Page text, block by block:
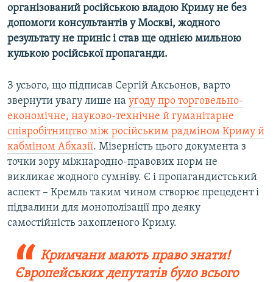
організований російською владою Криму не без
допомоги консультантів у Москві, жодного
результату не приніс і став ще однією мильною
кулькою російської пропаганди.
З усього, що підписав Сергій Аксьонов, варто
звернути увагу лише на угоду про торговельно-
економічне, науково-технічне й гуманітарне
співробітництво між російським радміном Криму й
кабміном Абхазії. Мізерність цього документа з
точки зору міжнародно-правових норм не
викликає жодного сумніву. Є і пропагандистський
аспект – Кремль таким чином створює прецедент і
підвалини для монополізації про деяку
самостійність захопленого Криму.
Кримчани мають право знати!
Європейських депутатів було всього